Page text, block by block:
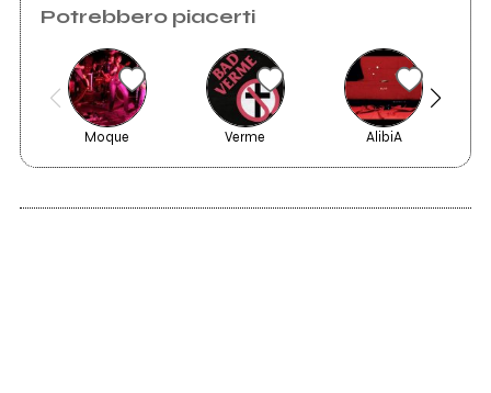
Potrebbero piacerti
Moque Verme AlibiA